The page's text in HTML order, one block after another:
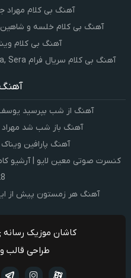
آهنگ بی کلام مهراد
آهنگ بی کلام خلسه و شاهین
آهنگ بی کلام
آهنگ بی کلام سریال فرام Que Sera, Sera از Jack Jezzro – رایگان
آهنگ از شب بپرسید
آهنگ باز شب شد
آهنگ پارافین
آهنگ هر زمستون پیش از
کاشان موزیک رسانه
طراحی قالب